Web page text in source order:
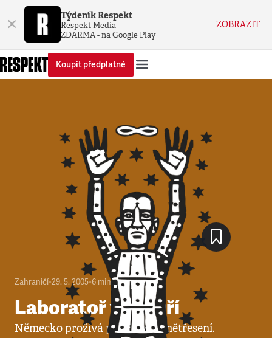
× Týdeník Respekt
Respekt Media
ZDARMA - na Google Play
ZOBRAZIT
Koupit předplatné
Zahraničí•29. 5. 2005•6 minut
Laboratoř v Porúří
Německo prožívá politické zemětřesení.